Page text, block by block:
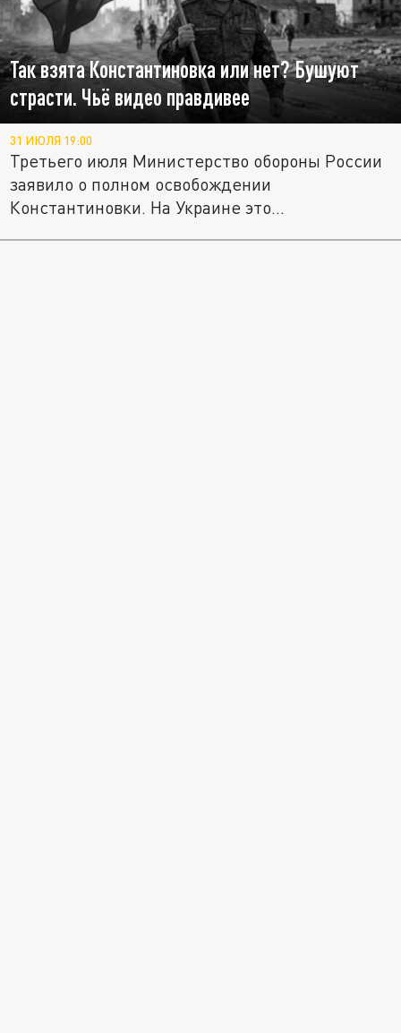
Так взята Константиновка или нет? Бушуют
страсти. Чьё видео правдивее
31 ИЮЛЯ 19:00
Третьего июля Министерство обороны России
заявило о полном освобождении
Константиновки. На Украине это...